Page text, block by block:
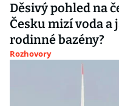
Děsivý pohled na
Česku mizí voda
rodinné bazény?
Rozhovory